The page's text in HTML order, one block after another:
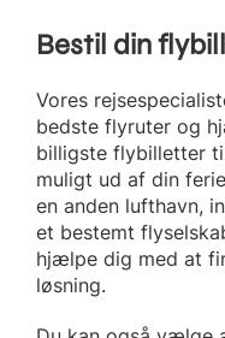
Bestil din
Vores
bedste flyruter og
billigste flybilletter
muligt ud af din
en anden lufthavn,
et bestemt
hjælpe dig med at
løsning.